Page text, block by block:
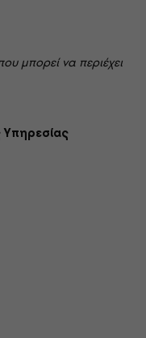
μπορεί να περιέχει
Υπηρεσίας